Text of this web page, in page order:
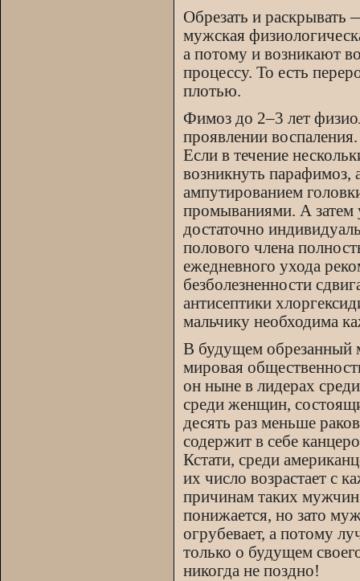
Обрезать и
мужская
а потому и возникают
процессу. То есть
плотью.
Фимоз до 2–3 лет
проявлении
Если в течение
возникнуть парафимоз,
ампутированием
промываниями. А затем
достаточно
полового члена
ежедневного ухода
безболезненности
антисептики
мальчику необходима
В будущем обрезанный
мировая
он ныне в лидерах
среди женщин,
десять раз меньше
содержит в себе
Кстати, среди
их число возрастает с
причинам таких мужчин
понижается, но зато
огрубевает, а потому
только о будущем
никогда не поздно!